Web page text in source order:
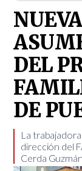
DEL
DE
​La
dirección del
Cerda Guzmán